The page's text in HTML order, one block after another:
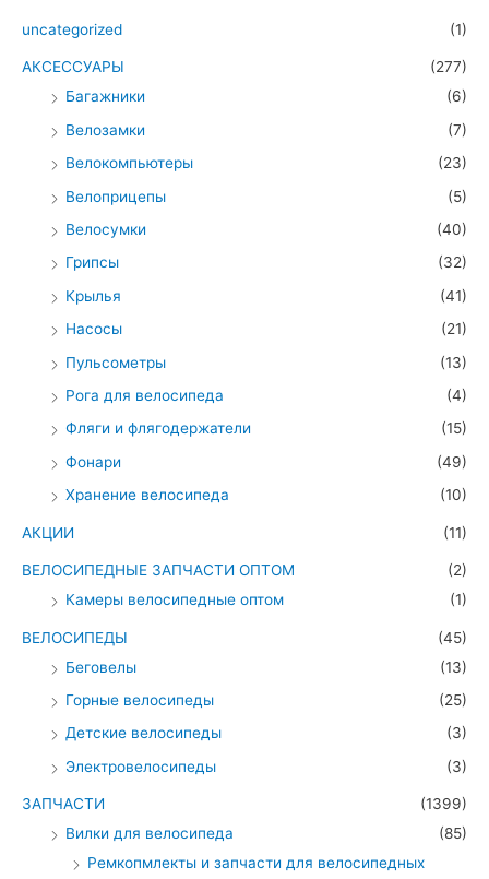
uncategorized (1)
АКСЕССУАРЫ
(277)
Багажники
(6)
Велозамки
(7)
Велокомпьютеры
(23)
Велоприцепы
(5)
Велосумки
(40)
Грипсы
(32)
Крылья
(41)
Насосы
(21)
Пульсометры
(13)
Рога для велосипеда
(4)
Фляги и флягодержатели
(15)
Фонари
(49)
Хранение велосипеда
(10)
АКЦИИ (11)
ВЕЛОСИПЕДНЫЕ ЗАПЧАСТИ ОПТОМ
(2)
Камеры велосипедные оптом
(1)
ВЕЛОСИПЕДЫ
(45)
Беговелы
(13)
Горные велосипеды
(25)
Детские велосипеды
(3)
Электровелосипеды
(3)
ЗАПЧАСТИ
(1399)
Вилки для велосипеда
(85)
Ремкопмлекты и запчасти для велосипедных